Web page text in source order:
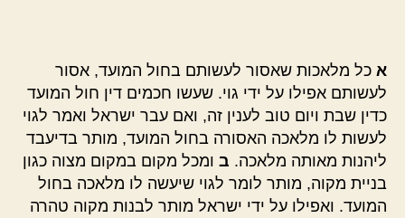
א כל מלאכות שאסור לעשותם בחול המועד, אסור
לעשותם אפילו על ידי גוי. שעשו חכמים דין חול המועד
כדין שבת ויום טוב לענין זה, ואם עבר ישראל ואמר לגוי
לעשות לו מלאכה האסורה בחול המועד, מותר בדיעבד
ליהנות מאותה מלאכה. ב ומכל מקום במקום מצוה כגון
בניית מקוה, מותר לומר לגוי שיעשה לו מלאכה בחול
המועד. ואפילו על ידי ישראל מותר לבנות מקוה טהרה